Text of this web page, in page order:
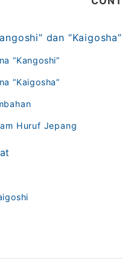
dan “Kaigosha”
“Kangoshi”
“Kaigosha”
Huruf Jepang